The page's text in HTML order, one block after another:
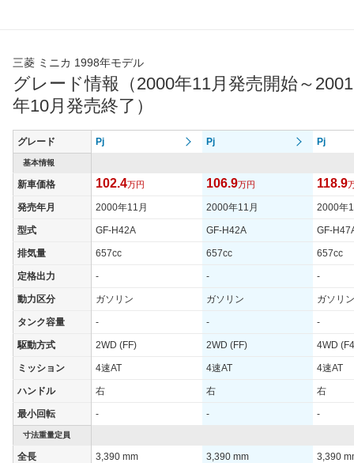
三菱 ミニカ 1998年モデル
グレード情報（2000年11月発売開始～2001
年10月発売終了）
グレード Pj Pj Pj
基本情報
新車価格 102.4万円 106.9万円 118.9
発売年月 2000年11月 2000年11月 2000年
型式 GF-H42A GF-H42A GF-
排気量 657cc 657cc 657cc
定格出力 - - -
動力区分 ガソリン ガソリン ガソリン
タンク容量 - - -
駆動方式 2WD (FF) 2WD (FF) 4WD
ミッション 4速AT 4速AT 4速AT
ハンドル 右 右 右
最小回転 - - -
寸法重量定員
全長 3,390 mm 3,390 mm 3,390